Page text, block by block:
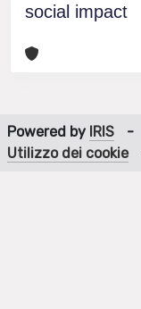
social impact
Powered by IRIS -
Utilizzo dei cookie